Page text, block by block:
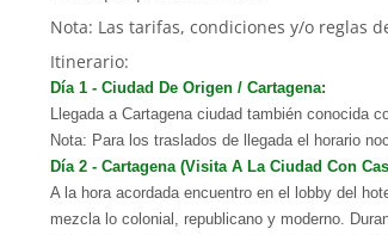
Nota: Las tarifas, condiciones y/o reglas
Itinerario:
Día 1 - Ciudad De Origen / Cartagena:
Llegada a Cartagena ciudad también conocida
Nota: Para los traslados de llegada el horario
Día 2 - Cartagena (Visita A La Ciudad Con
A la hora acordada encuentro en el lobby del
mezcla lo colonial, republicano y moderno.